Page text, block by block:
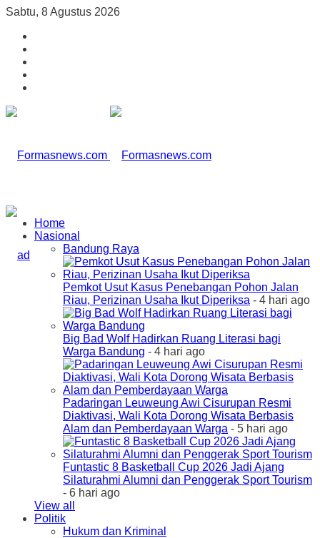
Sabtu, 8 Agustus 2026
Home
Nasional
Bandung Raya
Pemkot Usut Kasus Penebangan Pohon Jalan
Riau, Perizinan Usaha Ikut Diperiksa - 4 hari ago
Big Bad Wolf Hadirkan Ruang Literasi bagi
Warga Bandung - 4 hari ago
Padaringan Leuweung Awi Cisurupan Resmi
Diaktivasi, Wali Kota Dorong Wisata Berbasis
Alam dan Pemberdayaan Warga - 5 hari ago
Funtastic 8 Basketball Cup 2026 Jadi Ajang
Silaturahmi Alumni dan Penggerak Sport Tourism
- 6 hari ago
View all
Politik
Hukum dan Kriminal